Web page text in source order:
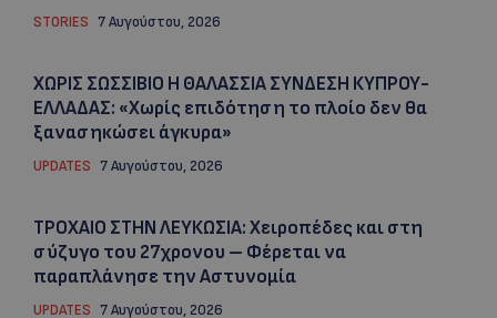
STORIES 7 Αυγούστου, 2026
ΧΩΡΙΣ ΣΩΣΣΙΒΙΟ Η ΘΑΛΑΣΣΙΑ ΣΥΝΔΕΣΗ ΚΥΠΡΟΥ-
ΕΛΛΑΔΑΣ: «Χωρίς επιδότηση το πλοίο δεν θα
ξανασηκώσει άγκυρα»
UPDATES 7 Αυγούστου, 2026
ΤΡΟΧΑΙΟ ΣΤΗΝ ΛΕΥΚΩΣΙΑ: Χειροπέδες και στη
σύζυγο του 27χρονου – Φέρεται να
παραπλάνησε την Αστυνομία
UPDATES 7 Αυγούστου, 2026